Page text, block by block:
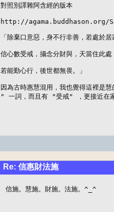
對照別譯雜阿含經的版本
http://agama.buddhason.org/
「除棄口意惡，身不行非善，若處於
信心數受戒，攝念分財與，天當住此
若能勤心行，後世都無畏。」
因為古時惠慧混用，我也覺得這裡是
" 一詞，而且有 "受戒" ，更接近在
Re: 信惠財法施
信施。慧施。財施。法施。^_^